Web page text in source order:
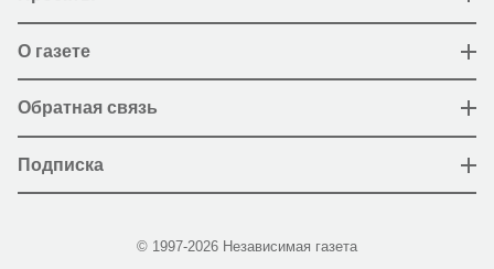
О газете
Обратная связь
Подписка
© 1997-2026 Независимая газета